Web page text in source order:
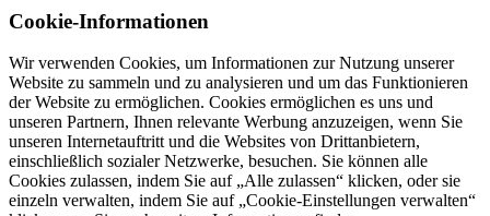
Cookie-Informationen
Wir verwenden Cookies, um Informationen zur Nutzung unserer
Website zu sammeln und zu analysieren und um das Funktionieren
der Website zu ermöglichen. Cookies ermöglichen es uns und
unseren Partnern, Ihnen relevante Werbung anzuzeigen, wenn Sie
unseren Internetauftritt und die Websites von Drittanbietern,
einschließlich sozialer Netzwerke, besuchen. Sie können alle
Cookies zulassen, indem Sie auf „Alle zulassen“ klicken, oder sie
einzeln verwalten, indem Sie auf „Cookie-Einstellungen verwalten“